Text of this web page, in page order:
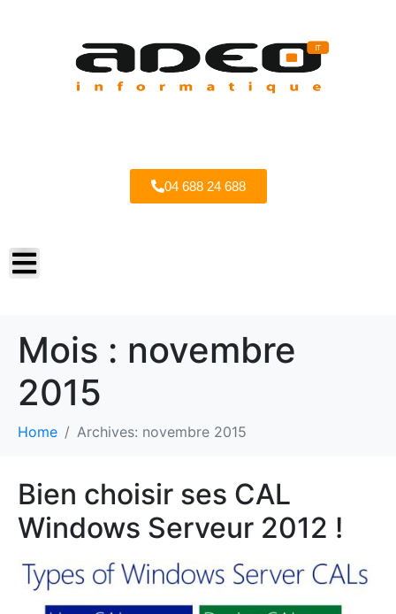
04 688 24 688
Mois : novembre
2015
Home Archives: novembre 2015
Bien choisir ses CAL
Windows Serveur 2012 !